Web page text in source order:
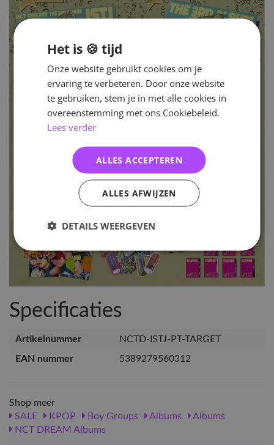
Specificaties
Artikelnummer
NCTD-ISTJ-PT-TARGET
EAN nummer
5389279560312
Shop meer
SALE
KPOP Boy Groups Albums
Albums
NCT DREAM Albums
Het is 🍪 tijd
Onze website gebruikt cookies om je
ervaring te verbeteren. Door onze website
te gebruiken, stem je in met alle cookies in
overeenstemming met ons Cookiebeleid.
Lees verder
ALLES ACCEPTEREN
ALLES AFWIJZEN
DETAILS WEERGEVEN